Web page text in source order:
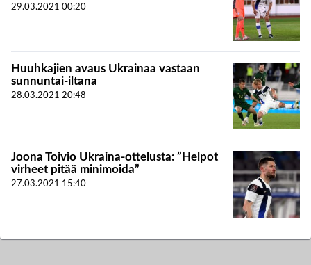
29.03.2021 00:20
Huuhkajien avaus Ukrainaa vastaan
sunnuntai-iltana
28.03.2021 20:48
Joona Toivio Ukraina-ottelusta: ”Helpot
virheet pitää minimoida”
27.03.2021 15:40